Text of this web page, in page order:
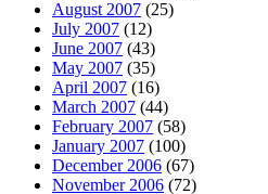
August 2007 (25)
July 2007 (12)
June 2007 (43)
May 2007 (35)
April 2007 (16)
March 2007 (44)
February 2007 (58)
January 2007 (100)
December 2006 (67)
November 2006 (72)